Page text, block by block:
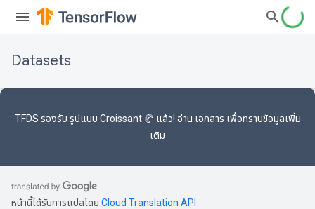
Datasets
TFDS รองรับ รูปแบบ Croissant 🥐 แล้ว! อ่าน เอกสาร เพื่อทราบข้อมูลเพิ่ม
เติม
หน้านี้ได้รับการแปลโดย Cloud Translation API